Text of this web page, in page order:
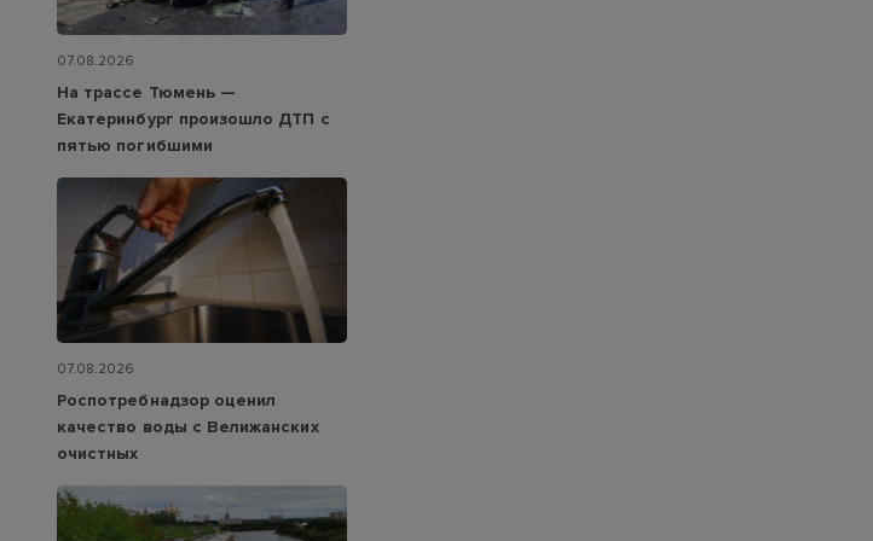
07.08.2026
На трассе Тюмень —
Екатеринбург произошло ДТП с
пятью погибшими
07.08.2026
Роспотребнадзор оценил
качество воды с Велижанских
очистных